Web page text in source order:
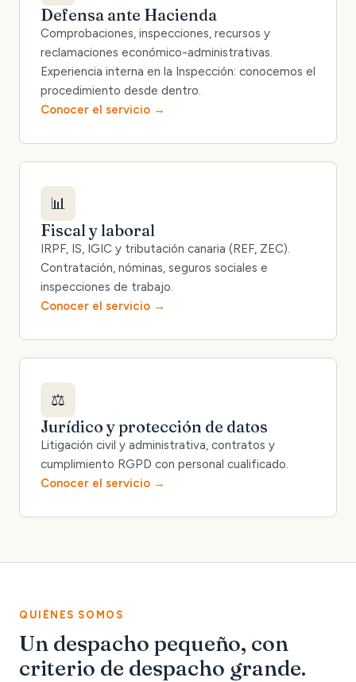
Defensa ante Hacienda
Comprobaciones, inspecciones, recursos y
reclamaciones económico-administrativas.
Experiencia interna en la Inspección: conocemos el
procedimiento desde dentro.
Conocer el servicio
📊
Fiscal y laboral
IRPF, IS, IGIC y tributación canaria (REF, ZEC).
Contratación, nóminas, seguros sociales e
inspecciones de trabajo.
Conocer el servicio
⚖️
Jurídico y protección de datos
Litigación civil y administrativa, contratos y
cumplimiento RGPD con personal cualificado.
Conocer el servicio
QUIÉNES SOMOS
Un despacho pequeño, con
criterio de despacho grande.